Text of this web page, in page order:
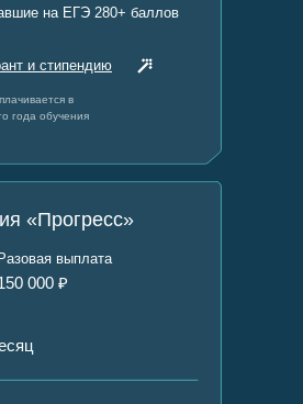
Разовая выплата
000 ₽
«Прогресс»
в
года обучения
и стипендию
на ЕГЭ 280+ баллов